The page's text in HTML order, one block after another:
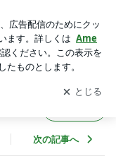
を受け取りまし
開く
次の記事へ